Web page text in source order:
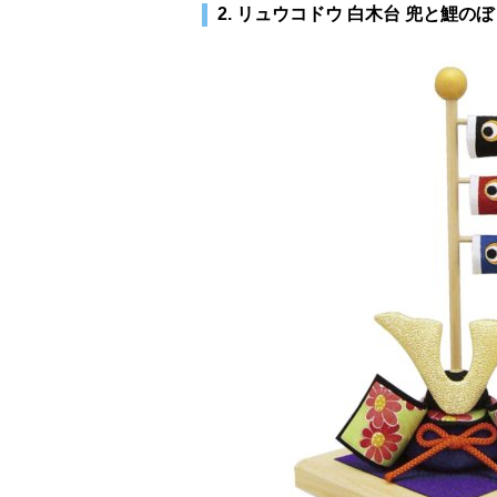
2. リュウコドウ 白木台 兜と鯉のぼ